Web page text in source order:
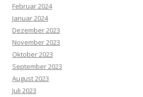
Februar 2024
Januar 2024
Dezember 2023
November 2023
Oktober 2023
September 2023
August 2023
Juli 2023